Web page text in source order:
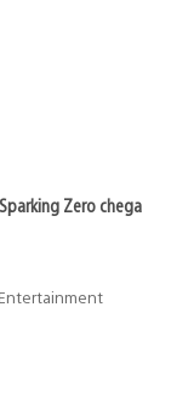
Zero chega